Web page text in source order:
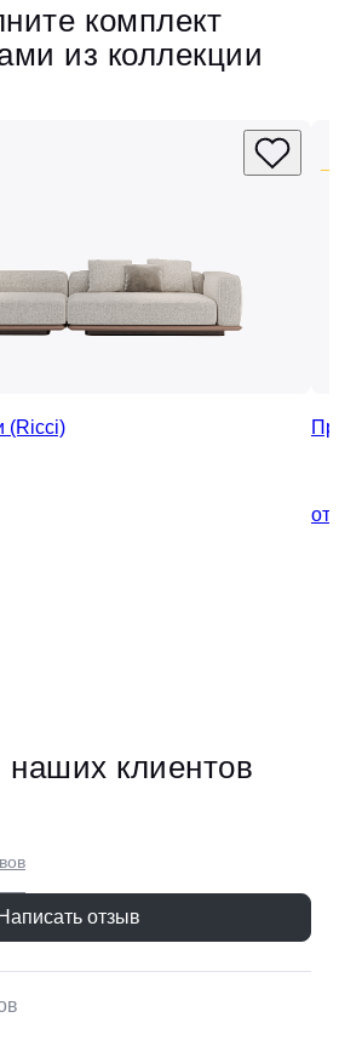
комплект
из коллекции
(Ricci)
от
клиентов
Написать отзыв